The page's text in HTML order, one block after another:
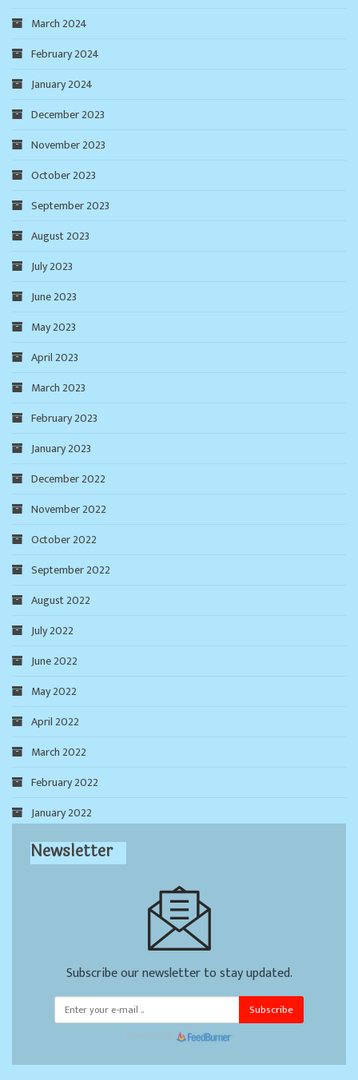
March 2024
February 2024
January 2024
December 2023
November 2023
October 2023
September 2023
August 2023
July 2023
June 2023
May 2023
April 2023
March 2023
February 2023
January 2023
December 2022
November 2022
October 2022
September 2022
August 2022
July 2022
June 2022
May 2022
April 2022
March 2022
February 2022
January 2022
Newsletter
Subscribe our newsletter to stay updated.
Subscribe